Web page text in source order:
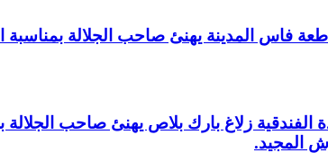
يهنئ صاحب الجلالة بمناسبة الذكرى 27 لعيد
الفندقية زلاغ بارك بلاص يهنئ صاحب
المجيد.